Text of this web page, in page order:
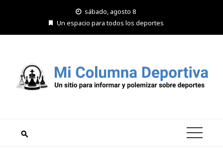
sábado, agosto 8
Un espacio para todos los deportes